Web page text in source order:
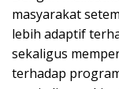
masyarakat
lebih adaptif
sekaligus
terhadap